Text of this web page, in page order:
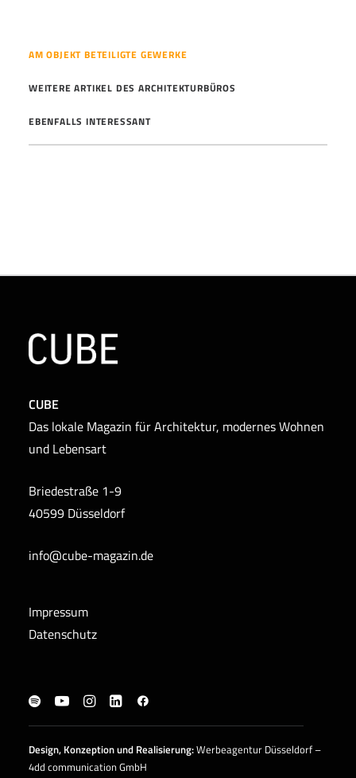
AM OBJEKT BETEILIGTE GEWERKE
WEITERE ARTIKEL DES ARCHITEKTURBÜROS
EBENFALLS INTERESSANT
CUBE
Das lokale Magazin für Architektur, modernes Wohnen
und Lebensart
Briedestraße 1-9
40599 Düsseldorf
info@cube-magazin.de
Impressum
Datenschutz
Design, Konzeption und Realisierung:Werbeagentur Düsseldorf –
4dd communication GmbH